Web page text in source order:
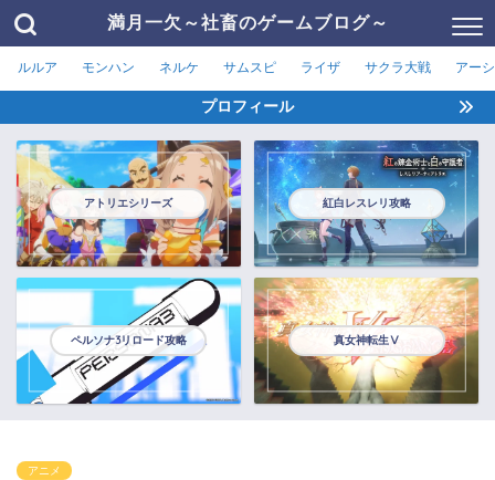
満月一欠～社畜のゲームブログ～
ルルア モンハン ネルケ サムスピ ライザ サクラ大戦 アー
プロフィール
アトリエシリーズ 紅白レスレリ攻略
ペルソナ3リロード攻略 真女神転生Ⅴ
アニメ